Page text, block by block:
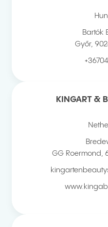
Bartók
Győr,
KINGART &
GG Roermond